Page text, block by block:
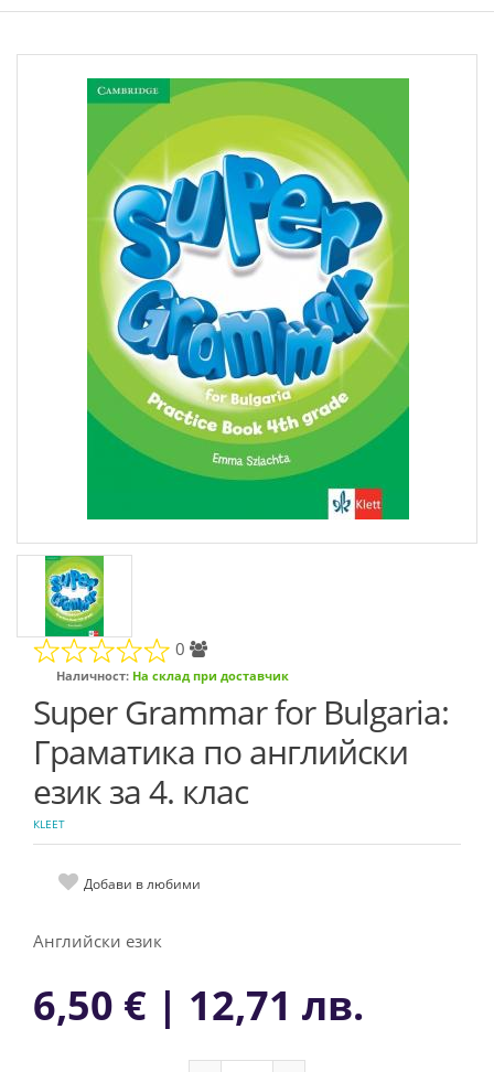
0
Наличност: На склад при доставчик
Super Grammar for Bulgaria:
Граматика по английски
език за 4. клас
КLEET
Добави в любими
Английски език
6,50 € | 12,71 лв.